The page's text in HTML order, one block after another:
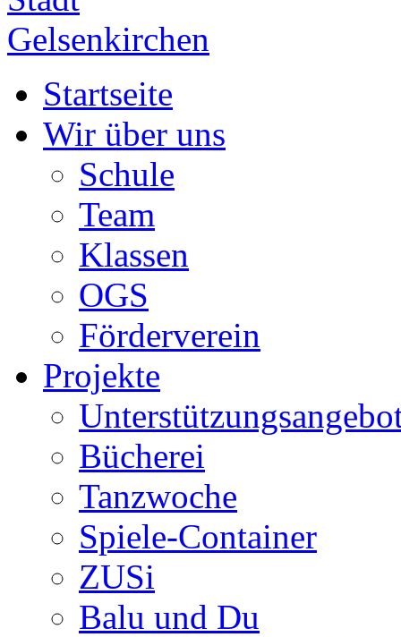
Startseite
Wir über uns
Schule
Team
Klassen
OGS
Förderverein
Projekte
Bücherei
Tanzwoche
Spiele-Container
ZUSi
Balu und Du